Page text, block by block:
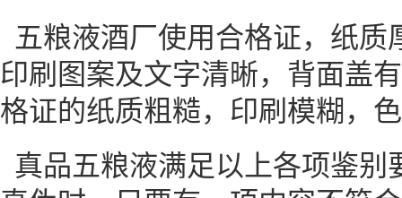
五粮液酒厂使用合格证，纸质
印刷图案及文字清晰，背面盖
格证的纸质粗糙，印刷模糊，
真品五粮液满足以上各项鉴别